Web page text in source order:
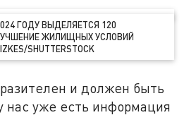
ГОДУ ВЫДЕЛЯЕТСЯ 120
ЖИЛИЩНЫХ УСЛОВИЙ
SHUTTERSTOCK
и должен быть
нас уже есть информация